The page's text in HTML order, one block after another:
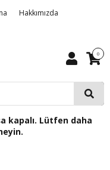
Hakkımızda
0
kapalı. Lütfen daha